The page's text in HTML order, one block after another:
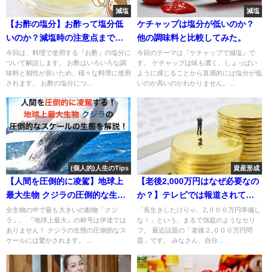
減塩
【お酢の塩分】お酢って塩分低
いのか？減塩時の注意点まで解
説！
今回は、料理で使用する『お酢』の塩分に
ついて解説します。 お酢はいろいろな調
味料と相性が良いため、様々な料理に使用
されます。 お酢の塩分につ...
減塩
ケチャップは塩分が低いのか？
他の調味料と比較してみた。
今回のテーマは『ケチャップで減塩』で
す。 ケチャップは味も濃く、しょっぱい
ように感じることから直感的には塩分が低
いのか高いのかわかりません。...
(個人的)人生のTips
【人間を圧倒的に凌駕】地球上
最大生物 クジラの圧倒的な生
態！
全生物の中で最も大きいの動物「クジ
ラ」。 『地球上最大』の称号は伊達では
ありません！ クジラの生態の圧倒的なス
ケールには驚かされます。 ...
資産形成
【老後2,000万円はなぜ必要なの
か？】テレビでは報道されてい
なかった例の金融庁の資料を解
説します。
「長生きしたけりゃ、2,０００万円準備し
な！」という、まるで強盗のようなセリ
フ。 最近話題の「老後２,０００万円問
題」です。 みなさん、自分...